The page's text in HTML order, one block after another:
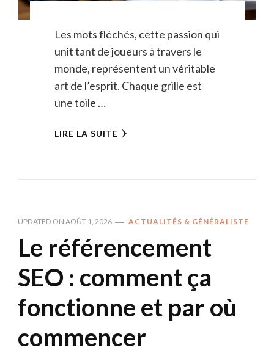
Les mots fléchés, cette passion qui
unit tant de joueurs à travers le
monde, représentent un véritable
art de l’esprit. Chaque grille est
une toile …
LIRE LA SUITE
UPDATED ON AOÛT 1, 2026 ACTUALITÉS & GÉNÉRALISTE
Le référencement
SEO : comment ça
fonctionne et par où
commencer